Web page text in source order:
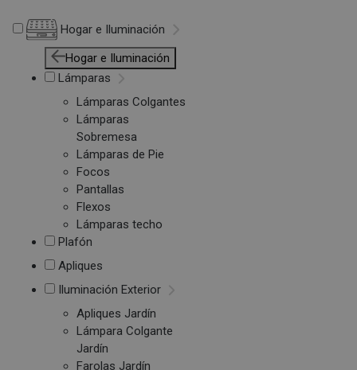
Hogar e Iluminación
Hogar e Iluminación
Lámparas
Lámparas Colgantes
Lámparas
Sobremesa
Lámparas de Pie
Focos
Pantallas
Flexos
Lámparas techo
Plafón
Apliques
Iluminación Exterior
Apliques Jardín
Lámpara Colgante
Jardín
Farolas Jardín